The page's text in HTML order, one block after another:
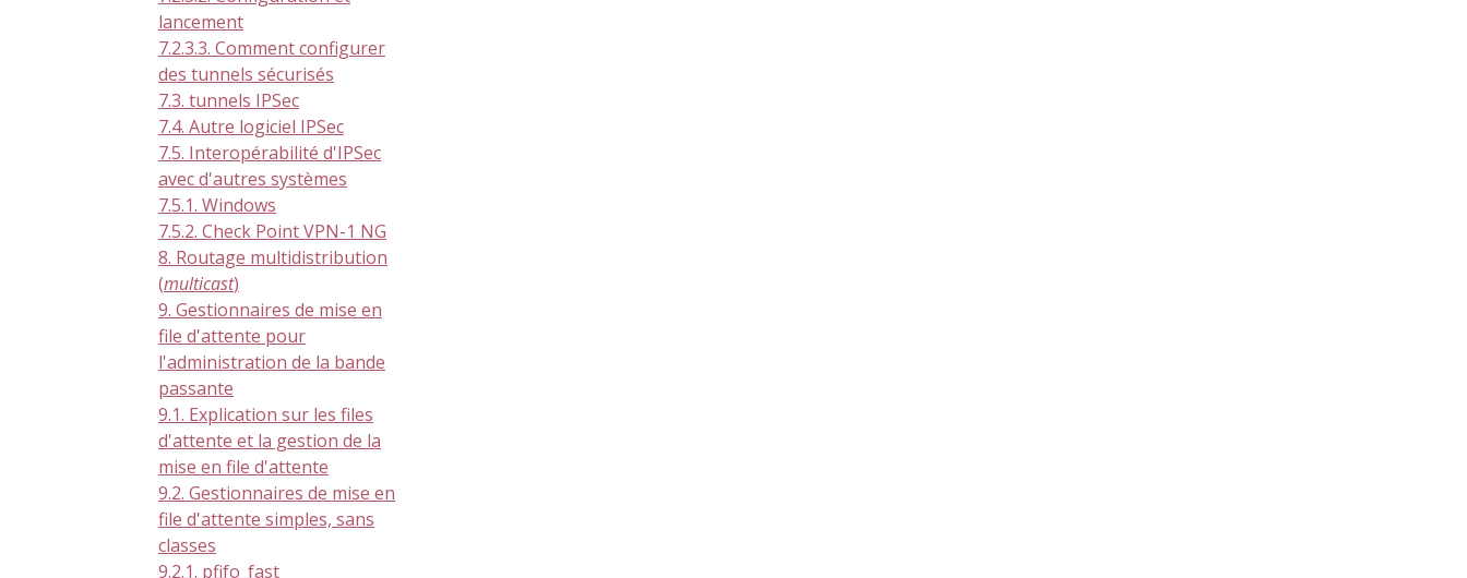
lancement
7.2.3.3. Comment configurer
des tunnels sécurisés
7.3. tunnels IPSec
7.4. Autre logiciel IPSec
7.5. Interopérabilité d'IPSec
avec d'autres systèmes
7.5.1. Windows
7.5.2. Check Point VPN-1 NG
8. Routage multidistribution
(multicast)
9. Gestionnaires de mise en
file d'attente pour
l'administration de la bande
passante
9.1. Explication sur les files
d'attente et la gestion de la
mise en file d'attente
9.2. Gestionnaires de mise en
file d'attente simples, sans
classes
9.2.1. pfifo_fast